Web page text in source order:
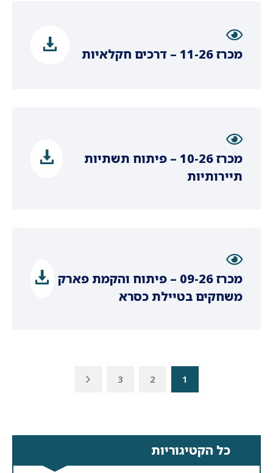
כל הקטיגוריות
מכרז 11-26 – דרכים חקלאיות
מכרז 10-26 – פיתוח תשתיות
תיירותיות
מכרז 09-26 – פיתוח והקמת פארק
משחקים בטיילת כסרא
1
2
3